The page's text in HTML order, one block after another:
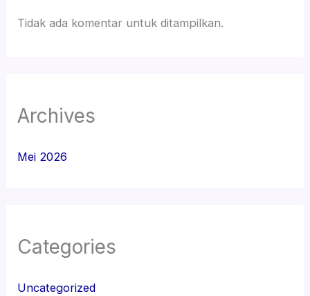
Tidak ada komentar untuk ditampilkan.
Archives
Mei 2026
Categories
Uncategorized